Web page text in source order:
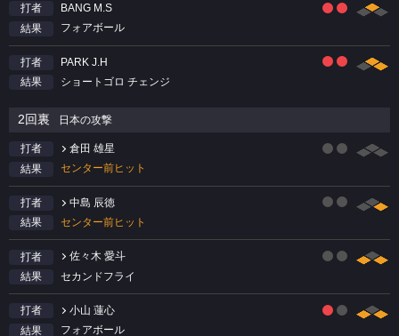
打者
BANG M.S
結果
フォアボール
打者
PARK J.H
結果
ショートゴロ チェンジ
2回裏 日本の攻撃
打者
倉田 雄星
結果
センター前ヒット
打者
中島 辰徳
結果
センター前ヒット
打者
佐々木 愛斗
結果
セカンドフライ
打者
小山 蓮心
結果
フォアボール